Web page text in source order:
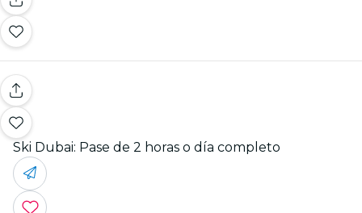
Ski Dubai: Pase de 2 horas o día completo